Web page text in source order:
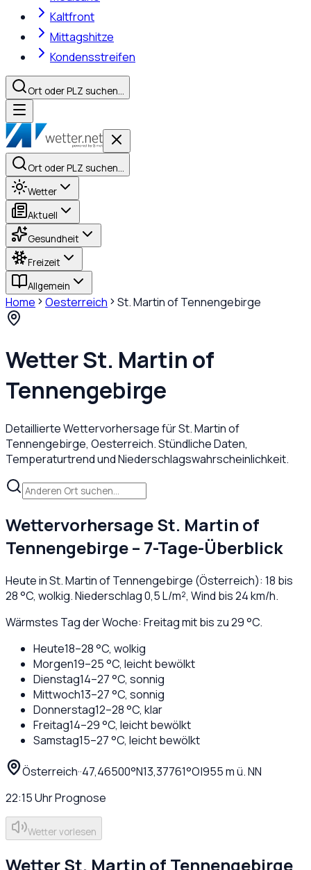
Kaltfront
Mittagshitze
Kondensstreifen
Ort oder PLZ suchen…
Ort oder PLZ suchen…
Wetter
Aktuell
Gesundheit
Freizeit
Allgemein
Home Oesterreich St. Martin of Tennengebirge
WetterSt. Martin of
Tennengebirge
Detaillierte Wettervorhersage fürSt. Martin of
Tennengebirge, Oesterreich. Stündliche Daten,
Temperaturtrend und Niederschlagswahrscheinlichkeit.
WettervorhersageSt. Martin of
Tennengebirge– 7-Tage-Überblick
Heute inSt. Martin of Tennengebirge (Österreich): 18 bis
28°C, wolkig. Niederschlag0,5L/m², Wind bis24km/h.
Wärmstes Tag der Woche: Freitag mit bis zu 29 °C.
Heute18–28°C, wolkig
Morgen19–25°C, leicht bewölkt
Dienstag14–27°C, sonnig
Mittwoch13–27°C, sonnig
Donnerstag12–28°C, klar
Freitag14–29°C, leicht bewölkt
Samstag15–27°C, leicht bewölkt
Österreich··47,46500°N13,37761°O|955m ü. NN
22:15UhrPrognose
Wetter vorlesen
WetterSt. Martin of Tennengebirge